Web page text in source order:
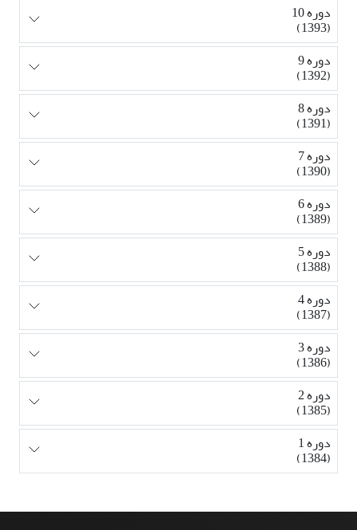
دوره 10
(1393)
دوره 9
(1392)
دوره 8
(1391)
دوره 7
(1390)
دوره 6
(1389)
دوره 5
(1388)
دوره 4
(1387)
دوره 3
(1386)
دوره 2
(1385)
دوره 1
(1384)